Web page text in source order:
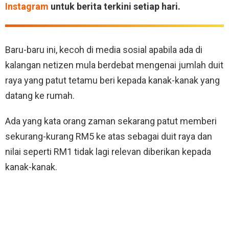
Instagram untuk berita terkini setiap hari.
Baru-baru ini, kecoh di media sosial apabila ada di
kalangan netizen mula berdebat mengenai jumlah duit
raya yang patut tetamu beri kepada kanak-kanak yang
datang ke rumah.
Ada yang kata orang zaman sekarang patut memberi
sekurang-kurang RM5 ke atas sebagai duit raya dan
nilai seperti RM1 tidak lagi relevan diberikan kepada
kanak-kanak.